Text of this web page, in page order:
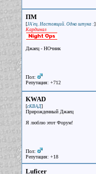
ПМ
[JA'ец. Настоящий. Одна штука :]
Кардинал
Джаец - НОчник
Пол:
Репутация: +712
KWAD
[сКВАД]
Прирожденный Джаец
Я люблю этот Форум!
Пол:
Репутация: +18
Luficer